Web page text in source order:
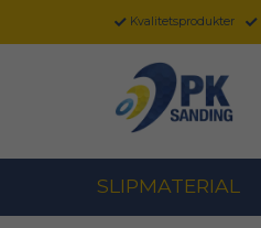
Kvalitetsprodukter
SLIPMATERIAL